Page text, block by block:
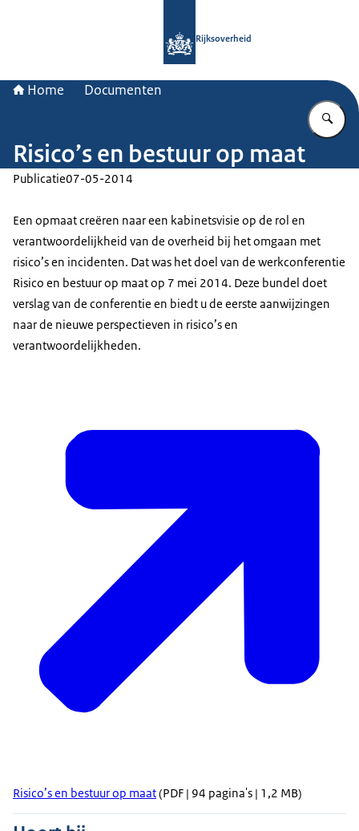
Rijksoverheid
Home Documenten
Risico’s en bestuur op maat
Publicatie07-05-2014
Een opmaat creëren naar een kabinetsvisie op de rol en
verantwoordelijkheid van de overheid bij het omgaan met
risico’s en incidenten. Dat was het doel van de werkconferentie
Risico en bestuur op maat op 7 mei 2014. Deze bundel doet
verslag van de conferentie en biedt u de eerste aanwijzingen
naar de nieuwe perspectieven in risico’s en
verantwoordelijkheden.
Risico’s en bestuur op maat(PDF | 94 pagina's | 1,2 MB)